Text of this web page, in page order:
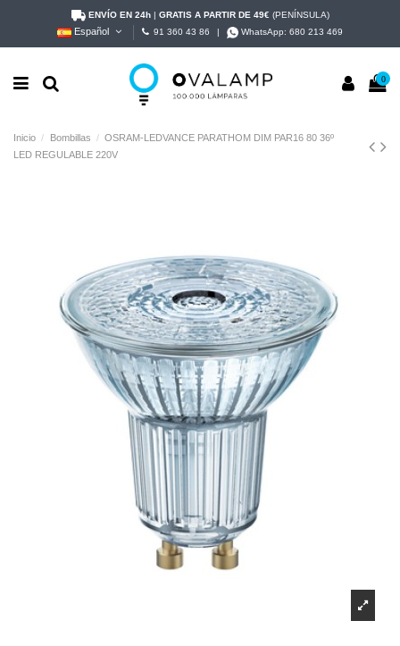
ENVÍO EN 24h| GRATIS A PARTIR DE 49€ (PENÍNSULA)
Español 91 360 43 86 WhatsApp:680 213 469
0
Inicio Bombillas
OSRAM-LEDVANCE PARATHOM DIM PAR16 80 36º
LED REGULABLE 220V